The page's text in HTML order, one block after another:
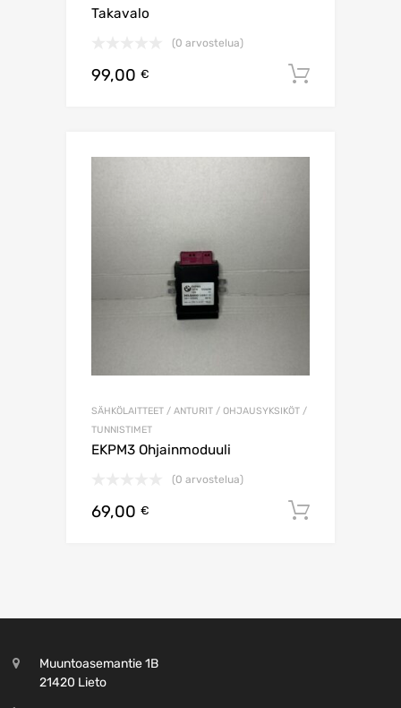
Takavalo
(0 arvostelua)
99,00 €
SÄHKÖLAITTEET / ANTURIT / OHJAUSYKSIKÖT /
TUNNISTIMET
EKPM3 Ohjainmoduuli
(0 arvostelua)
69,00 €
Muuntoasemantie 1B
21420 Lieto